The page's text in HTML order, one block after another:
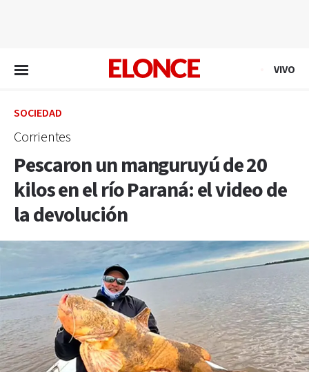
VIVO
SOCIEDAD
Corrientes
Pescaron un manguruyú de 20
kilos en el río Paraná: el video de
la devolución